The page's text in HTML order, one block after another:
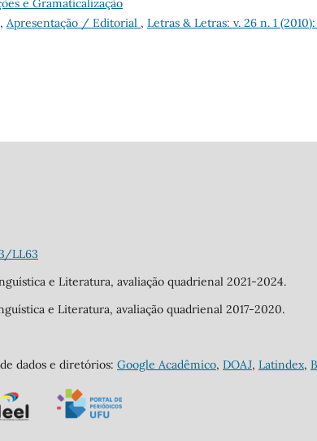
e Gramaticalização
Apresentação / Editorial , Letras & Letras: v. 26 n. 1
LL63
e Literatura, avaliação quadrienal 2021-2024.
e Literatura, avaliação quadrienal 2017-2020.
dados e diretórios: Google Acadêmico, DOAJ, Latindex,